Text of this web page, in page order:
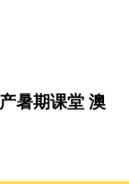
暑期课堂 澳